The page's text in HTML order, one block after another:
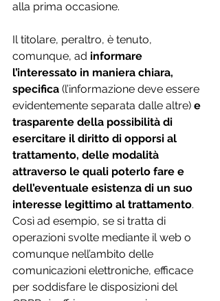
alla prima occasione.
Il titolare, peraltro, è tenuto,
comunque, ad informare
l’interessato in maniera chiara,
specifica (l’informazione deve essere
evidentemente separata dalle altre) e
trasparente della possibilità di
esercitare il diritto di opporsi al
trattamento, delle modalità
attraverso le quali poterlo fare e
dell’eventuale esistenza di un suo
interesse legittimo al trattamento.
Così ad esempio, se si tratta di
operazioni svolte mediante il web o
comunque nell’ambito delle
comunicazioni elettroniche, efficace
per soddisfare le disposizioni del